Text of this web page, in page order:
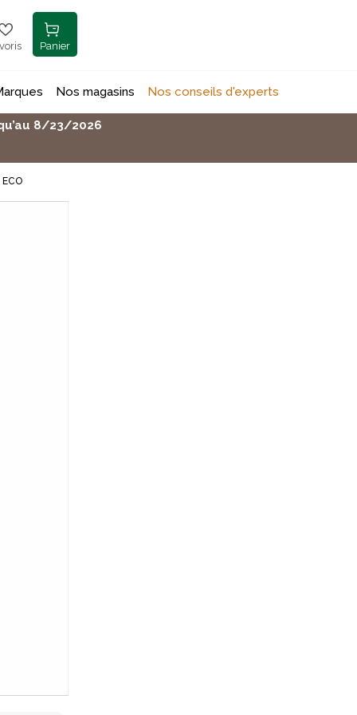
Panier
Nos magasins Nos conseils d'experts
8/23/2026
ECO